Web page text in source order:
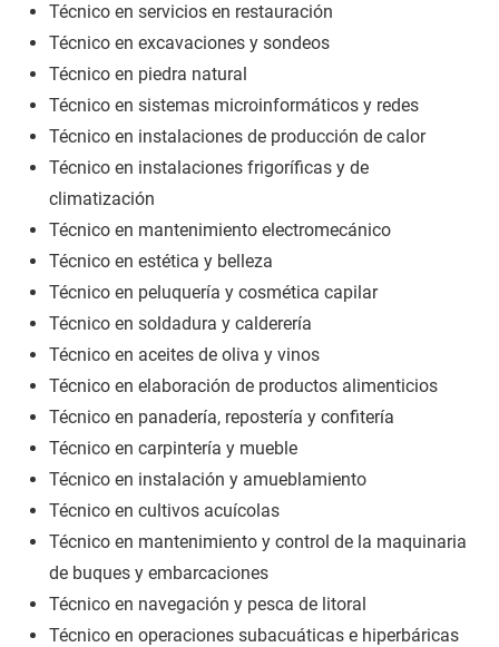
Técnico en servicios en restauración
Técnico en excavaciones y sondeos
Técnico en piedra natural
Técnico en sistemas microinformáticos y redes
Técnico en instalaciones de producción de calor
Técnico en instalaciones frigoríficas y de
climatización
Técnico en mantenimiento electromecánico
Técnico en estética y belleza
Técnico en peluquería y cosmética capilar
Técnico en soldadura y calderería
Técnico en aceites de oliva y vinos
Técnico en elaboración de productos alimenticios
Técnico en panadería, repostería y confitería
Técnico en carpintería y mueble
Técnico en instalación y amueblamiento
Técnico en cultivos acuícolas
Técnico en mantenimiento y control de la maquinaria
de buques y embarcaciones
Técnico en navegación y pesca de litoral
Técnico en operaciones subacuáticas e hiperbáricas